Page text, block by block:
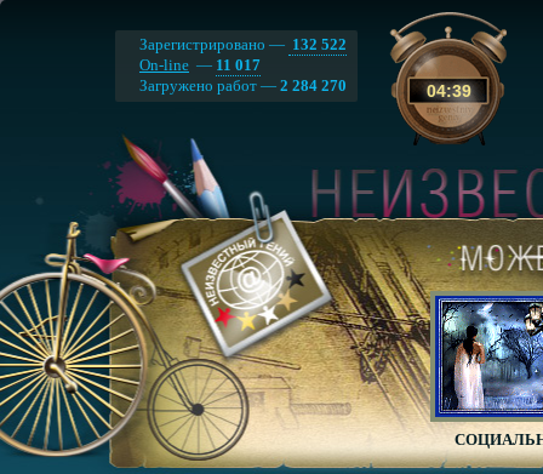
04:39
Зарегистрировано — 132 522
On-line — 11 017
Загружено работ — 2 284 270